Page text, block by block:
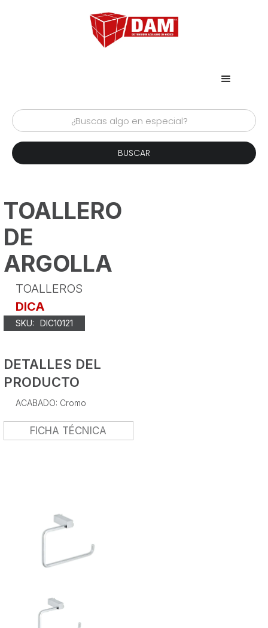
TOALLERO
DE
ARGOLLA
TOALLEROS
DICA
SKU: DIC10121
DETALLES DEL
PRODUCTO
ACABADO: Cromo
FICHA TÉCNICA